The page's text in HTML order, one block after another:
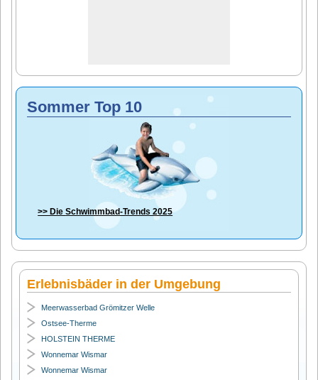
Sommer Top 10
>> DieSchwimmbad-Trends 2025
Erlebnisbäder in der Umgebung
Meerwasserbad Grömitzer Welle
Ostsee-Therme
HOLSTEIN THERME
Wonnemar Wismar
Wonnemar Wismar